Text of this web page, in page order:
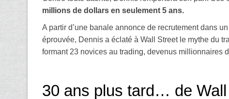
millions de dollars en seulement 5 ans.
A partir d’une banale annonce de recrutement dans
éprouvée, Dennis a éclaté à Wall Street le mythe du
formant 23 novices au trading, devenus millionnaires
30 ans plus tard… de